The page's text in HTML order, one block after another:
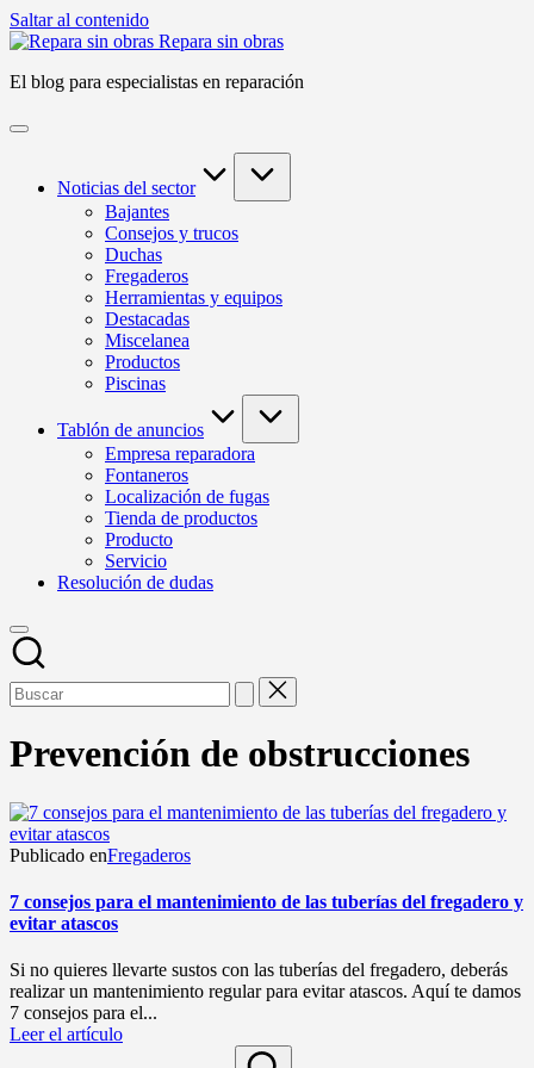
Saltar al contenido
Repara sin obras
El blog para especialistas en reparación
Noticias del sector
Bajantes
Consejos y trucos
Duchas
Fregaderos
Herramientas y equipos
Destacadas
Miscelanea
Productos
Piscinas
Tablón de anuncios
Empresa reparadora
Fontaneros
Localización de fugas
Tienda de productos
Producto
Servicio
Resolución de dudas
Prevención de obstrucciones
Publicado enFregaderos
7 consejos para el mantenimiento de las tuberías del fregadero y
evitar atascos
Si no quieres llevarte sustos con las tuberías del fregadero, deberás
realizar un mantenimiento regular para evitar atascos. Aquí te damos
7 consejos para el...
Leer el artículo